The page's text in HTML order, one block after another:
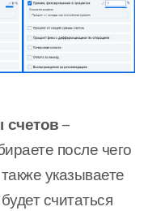
счетов –
после чего
указываете
считаться